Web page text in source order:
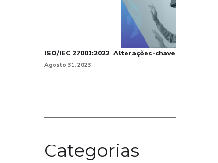
ISO/IEC 27001:2022 Alterações-chave
Agosto 31, 2023
Categorias